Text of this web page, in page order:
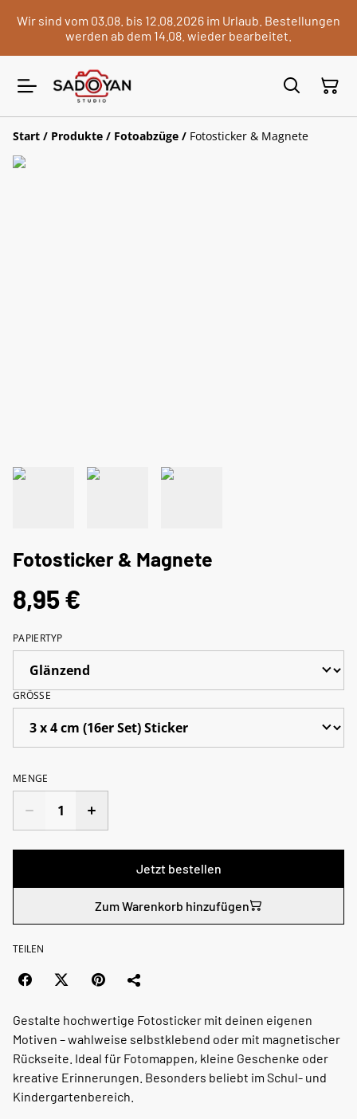
Wir sind vom 03.08. bis 12.08.2026 im Urlaub. Bestellungen
werden ab dem 14.08. wieder bearbeitet.
Start / Produkte / Fotoabzüge / Fotosticker & Magnete
Fotosticker & Magnete
8,95 €
PAPIERTYP
GRÖSSE
MENGE
Jetzt bestellen
Zum Warenkorb hinzufügen
TEILEN
Gestalte hochwertige Fotosticker mit deinen eigenen
Motiven – wahlweise selbstklebend oder mit magnetischer
Rückseite. Ideal für Fotomappen, kleine Geschenke oder
kreative Erinnerungen. Besonders beliebt im Schul- und
Kindergartenbereich.